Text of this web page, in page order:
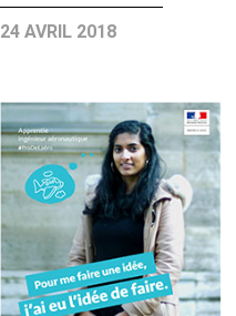
24 AVRIL 2018